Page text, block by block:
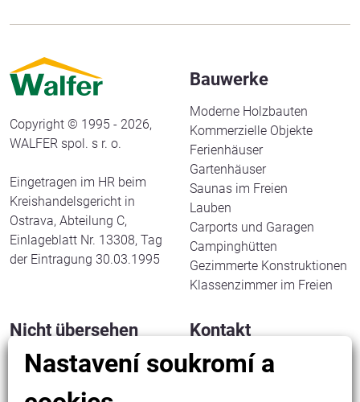
Copyright © 1995 - 2026,
WALFER spol. s r. o.
Eingetragen im HR beim
Kreishandelsgericht in
Ostrava, Abteilung C,
Einlageblatt Nr. 13308, Tag
der Eintragung 30.03.1995
Bauwerke
Moderne Holzbauten
Kommerzielle Objekte
Ferienhäuser
Gartenhäuser
Saunas im Freien
Lauben
Carports und Garagen
Campinghütten
Gezimmerte Konstruktionen
Klassenzimmer im Freien
Nicht übersehen
Wie wir arbeiten
Kontakt
WALFER spol. s r. o.
Nastavení soukromí a